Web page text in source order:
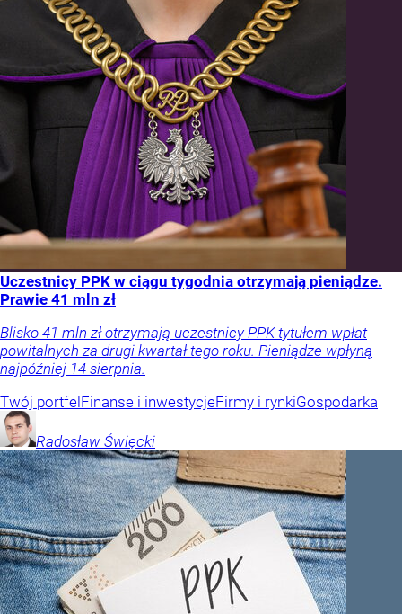
Uczestnicy PPK w ciągu tygodnia otrzymają pieniądze.
Prawie 41 mln zł
Blisko 41 mln zł otrzymają uczestnicy PPK tytułem wpłat
powitalnych za drugi kwartał tego roku. Pieniądze wpłyną
najpóźniej 14 sierpnia.
Twój portfel Finanse i inwestycjeFirmy i rynkiGospodarka
Radosław Święcki